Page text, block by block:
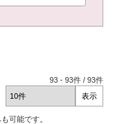
93 -93件 /93件
可能です。